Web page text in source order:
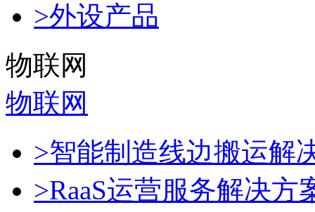
>外设产品
物联网
物联网
>智能制造线边搬运解
>RaaS运营服务解决方